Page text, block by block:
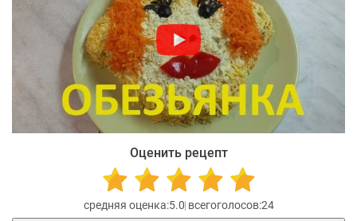
Оценить рецепт
5.0 24